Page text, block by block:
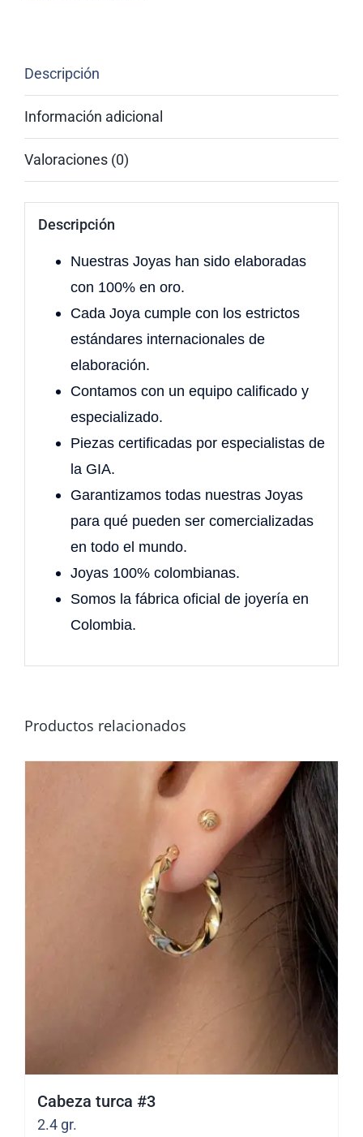
Descripción
Información adicional
Valoraciones (0)
Descripción
Nuestras Joyas han sido elaboradas
con 100% en oro.
Cada Joya cumple con los estrictos
estándares internacionales de
elaboración.
Contamos con un equipo calificado y
especializado.
Piezas certificadas por especialistas de
la GIA.
Garantizamos todas nuestras Joyas
para qué pueden ser comercializadas
en todo el mundo.
Joyas 100% colombianas.
Somos la fábrica oficial de joyería en
Colombia.
Productos relacionados
Cabeza turca #3
2.4 gr.